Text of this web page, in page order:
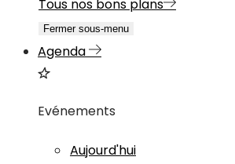
Tous nos bons plans
Fermer sous-menu
Agenda
Evénements
Aujourd'hui